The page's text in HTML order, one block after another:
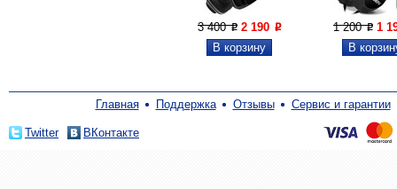
3 400P 2 190 P 1 200P 1
Главная Поддержка Отзывы Сервис и гарантии
Twitter ВКонтакте